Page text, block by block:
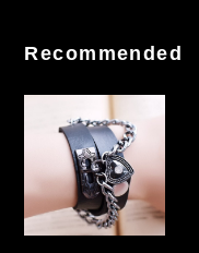
Recommended